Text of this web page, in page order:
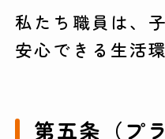
私たち職員は、
安心できる生活
第五条（プ